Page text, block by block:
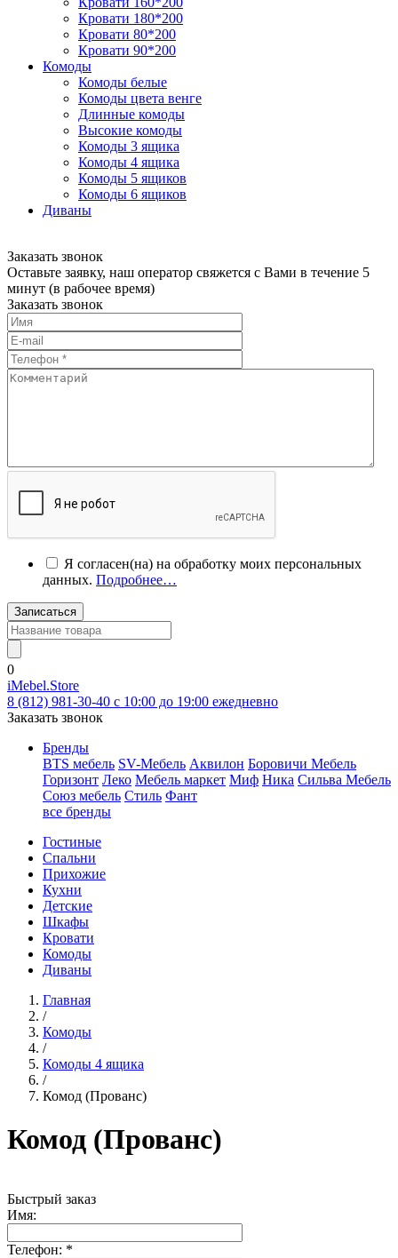
Кровати 180*200
Кровати 80*200
Кровати 90*200
Комоды
Комоды белые
Комоды цвета венге
Длинные комоды
Высокие комоды
Комоды 3 ящика
Комоды 4 ящика
Комоды 5 ящиков
Комоды 6 ящиков
Диваны
Заказать звонок
Оставьте заявку, наш оператор свяжется с Вами в течение 5
минут (в рабочее время)
Заказать звонок
Я согласен(на) на обработку моих персональных
данных. Подробнее…
Записаться
0
iMebel.Store
8 (812) 981-30-40 c 10:00 до 19:00 ежедневно
Заказать звонок
Бренды
BTS мебель SV-Мебель Аквилон Боровичи Мебель
Горизонт Леко Мебель маркет Миф Ника Сильва Мебель
Союз мебель Стиль Фант
все бренды
Гостиные
Спальни
Прихожие
Кухни
Детские
Шкафы
Кровати
Комоды
Диваны
Главная
/
Комоды
/
Комоды 4 ящика
/
Комод (Прованс)
Комод (Прованс)
Быстрый заказ
Имя:
Телефон: *